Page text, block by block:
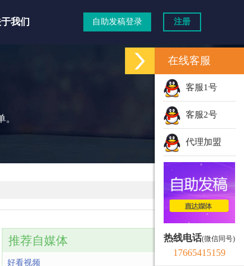
我们 自助发稿登录 注册
推荐自媒体
好看视频
在线客服
客服1号
客服2号
代理加盟
热线电话(微信同号)
17665415159